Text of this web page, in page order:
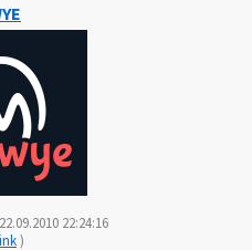
22:24:16
)